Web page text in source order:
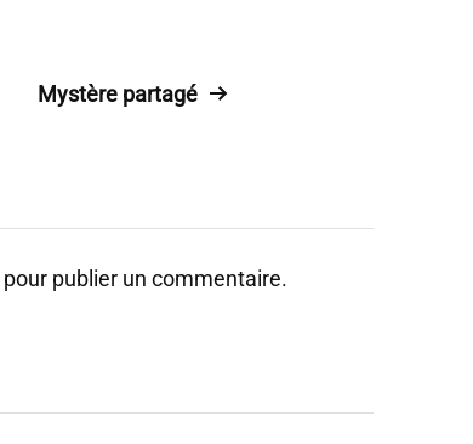
Mystère partagé
pour publier un commentaire.